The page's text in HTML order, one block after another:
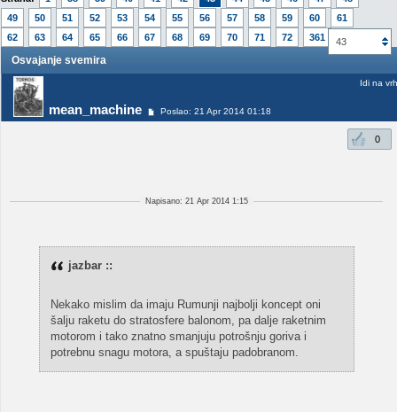
49
50 51 52 53 54 55 56 57 58 59 60
61
62
63 64 65 66 67 68 69 70 71 72 361 43
Osvajanje svemira
mean_machine Poslao: 21 Apr 2014 01:18
Idi na vrh
0
Napisano: 21 Apr 2014 1:15
jazbar ::
Nekako mislim da imaju Rumunji najbolji koncept oni
šalju raketu do stratosfere balonom, pa dalje raketnim
motorom i tako znatno smanjuju potrošnju goriva i
potrebnu snagu motora, a spuštaju padobranom.